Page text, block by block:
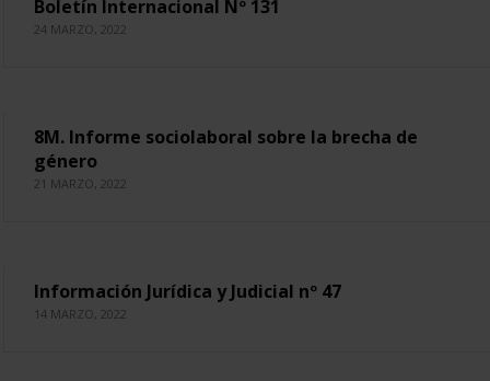
Boletín Internacional Nº 131
24 MARZO, 2022
8M. Informe sociolaboral sobre la brecha de
género
21 MARZO, 2022
Información Jurídica y Judicial nº 47
14 MARZO, 2022